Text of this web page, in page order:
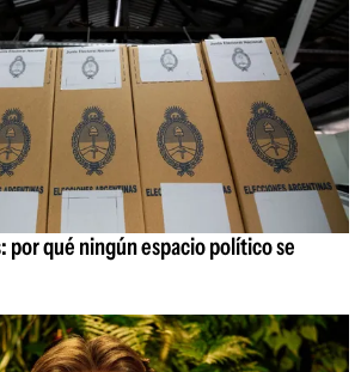
por qué ningún espacio político se